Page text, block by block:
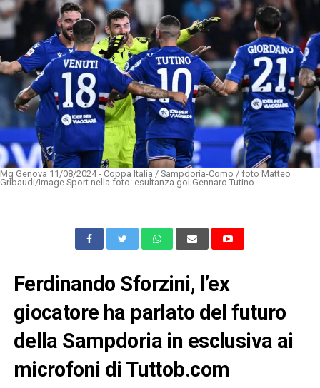
Mg Genova 11/08/2024 - Coppa Italia / Sampdoria-Como / foto Matteo
Gribaudi/Image Sport nella foto: esultanza gol Gennaro Tutino
Ferdinando Sforzini, l’ex
giocatore ha parlato del futuro
della Sampdoria in esclusiva ai
microfoni di Tuttob.com